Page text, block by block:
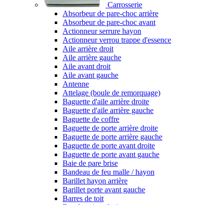
Carrosserie
Absorbeur de pare-choc arrière
Absorbeur de pare-choc avant
Actionneur serrure hayon
Actionneur verrou trappe d'essence
Aile arrière droit
Aile arrière gauche
Aile avant droit
Aile avant gauche
Antenne
Attelage (boule de remorquage)
Baguette d'aile arrière droite
Baguette d'aile arrière gauche
Baguette de coffre
Baguette de porte arrière droite
Baguette de porte arrière gauche
Baguette de porte avant droite
Baguette de porte avant gauche
Baie de pare brise
Bandeau de feu malle / hayon
Barillet hayon arrière
Barillet porte avant gauche
Barres de toit